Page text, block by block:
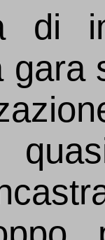
di
gara